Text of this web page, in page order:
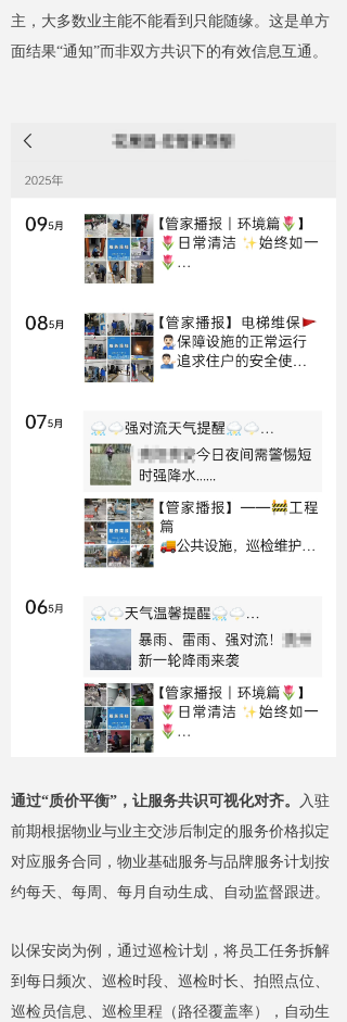
主，大多数业主能不能看到只能随缘。这是单方
面结果“通知”而非双方共识下的有效信息互通。
通过“质价平衡”，让服务共识可视化对齐。
入驻
前期根据物业与业主交涉后制定的服务价格拟定
对应服务合同，物业基础服务与品牌服务计划按
约每天、每周、每月自动生成、自动监督跟进。
以保安岗为例，通过巡检计划，将员工任务拆解
到每日频次、巡检时段、巡检时长、拍照点位、
巡检员信息、巡检里程（路径覆盖率），自动生